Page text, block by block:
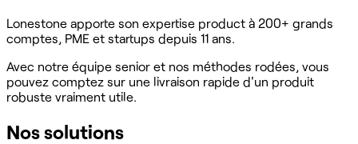
Lonestone apporte son expertise product à 200+ grands
comptes, PME et startups depuis 11 ans.
Avec notre équipe senior et nos méthodes rodées, vous
pouvez comptez sur une livraison rapide d'un produit
robuste vraiment utile.
Nos solutions